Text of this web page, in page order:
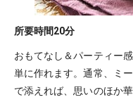
所要時間20分
おもてなし＆パーティー
単に作れます。通常、ミ
で添えれば、思いのほか